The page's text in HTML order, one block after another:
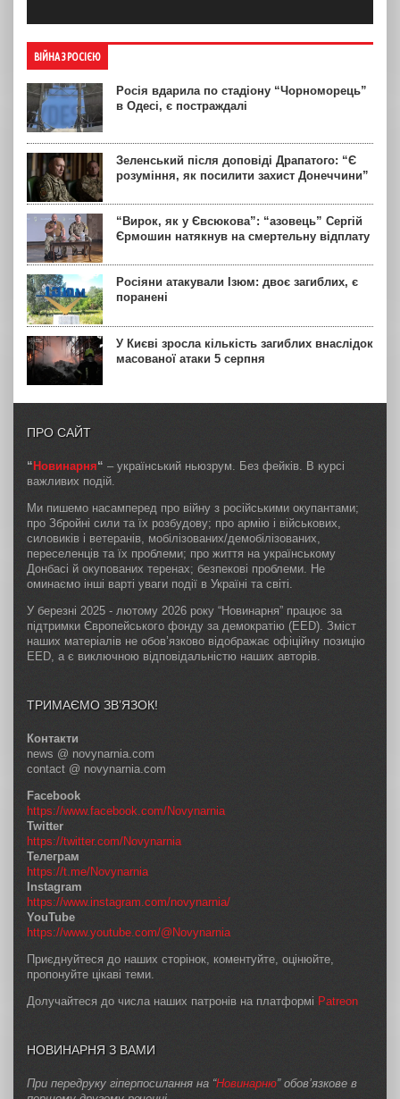
ВІЙНА З РОСІЄЮ
Росія вдарила по стадіону “Чорноморець”
в Одесі, є постраждалі
Зеленський після доповіді Драпатого: “Є
розуміння, як посилити захист Донеччини”
“Вирок, як у Євсюкова”: “азовець” Сергій
Єрмошин натякнув на смертельну відплату
Росіяни атакували Ізюм: двоє загиблих, є
поранені
У Києві зросла кількість загиблих внаслідок
масованої атаки 5 серпня
ПРО САЙТ
“ Новинарня“ – український ньюзрум. Без фейків. В курсі
важливих подій.
Ми пишемо насамперед про війну з російськими окупантами;
про Збройні сили та їх розбудову; про армію і військових,
силовиків і ветеранів, мобілізованих/демобілізованих,
переселенців та їх проблеми; про життя на українському
Донбасі й окупованих теренах; безпекові проблеми. Не
оминаємо інші варті уваги події в Україні та світі.
У березні 2025 - лютому 2026 року “Новинарня” працює за
підтримки Європейського фонду за демократію (EED). Зміст
наших матеріалів не обов’язково відображає офіційну позицію
EED, а є виключною відповідальністю наших авторів.
ТРИМАЄМО ЗВ’ЯЗОК!
Контакти
news @ novynarnia.com
contact @ novynarnia.com
Facebook
https://www.facebook.com/Novynarnia
Twitter
https://twitter.com/Novynarnia
Телеграм
https://t.me/Novynarnia
Instagram
https://www.instagram.com/novynarnia/
YouTube
https://www.youtube.com/@Novynarnia
Приєднуйтеся до наших сторінок, коментуйте, оцінюйте,
пропонуйте цікаві теми.
Долучайтеся до числа наших патронів на платформі Patreon
НОВИНАРНЯ З ВАМИ
При передруку гіперпосилання на “Новинарню” обов’язкове в